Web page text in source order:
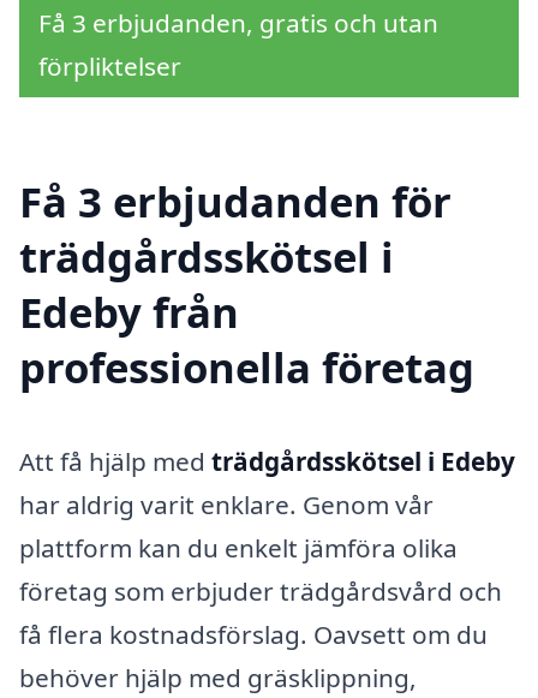
Få 3 erbjudanden, gratis och utan
förpliktelser
Få 3 erbjudanden för
trädgårdsskötsel i
Edeby från
professionella företag
Att få hjälp med trädgårdsskötsel i Edeby
har aldrig varit enklare. Genom vår
plattform kan du enkelt jämföra olika
företag som erbjuder trädgårdsvård och
få flera kostnadsförslag. Oavsett om du
behöver hjälp med gräsklippning,